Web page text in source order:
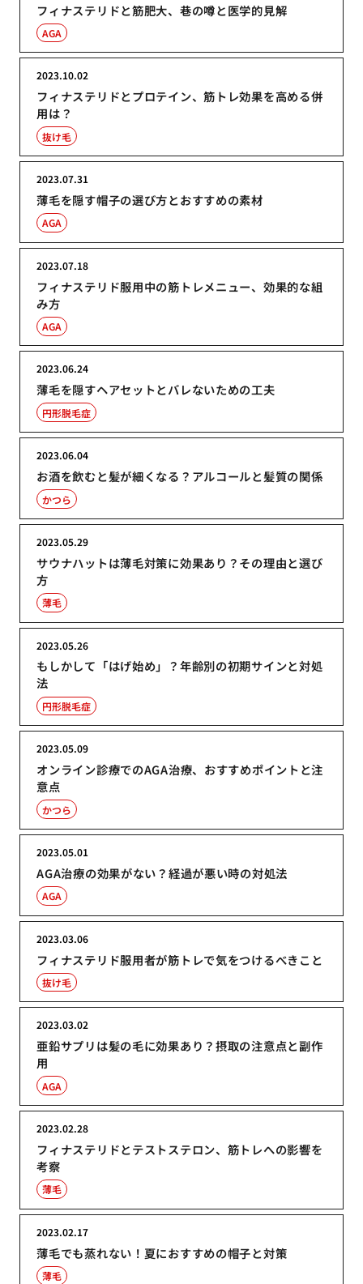
フィナステリドと筋肥大、巷の噂と医学的見解
AGA
フィナステリドとプロテイン、筋トレ効果を高める併
用は？
2023.10.02
抜け毛
薄毛を隠す帽子の選び方とおすすめの素材
2023.07.31
AGA
フィナステリド服用中の筋トレメニュー、効果的な組
み方
2023.07.18
AGA
薄毛を隠すヘアセットとバレないための工夫
2023.06.24
円形脱毛症
お酒を飲むと髪が細くなる？アルコールと髪質の関係
2023.06.04
かつら
サウナハットは薄毛対策に効果あり？その理由と選び
方
2023.05.29
薄毛
もしかして「はげ始め」？年齢別の初期サインと対処
法
2023.05.26
円形脱毛症
オンライン診療でのAGA治療、おすすめポイントと注
意点
2023.05.09
かつら
AGA治療の効果がない？経過が悪い時の対処法
2023.05.01
AGA
フィナステリド服用者が筋トレで気をつけるべきこと
2023.03.06
抜け毛
亜鉛サプリは髪の毛に効果あり？摂取の注意点と副作
用
2023.03.02
AGA
フィナステリドとテストステロン、筋トレへの影響を
考察
2023.02.28
薄毛
薄毛でも蒸れない！夏におすすめの帽子と対策
2023.02.17
薄毛